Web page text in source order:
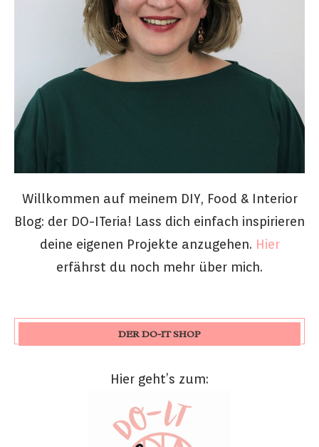
Willkommen auf meinem DIY, Food & Interior
Blog: der DO-ITeria! Lass dich einfach inspirieren
deine eigenen Projekte anzugehen. Hier
erfährst du noch mehr über mich.
DER DO-IT SHOP
Hier geht’s zum: